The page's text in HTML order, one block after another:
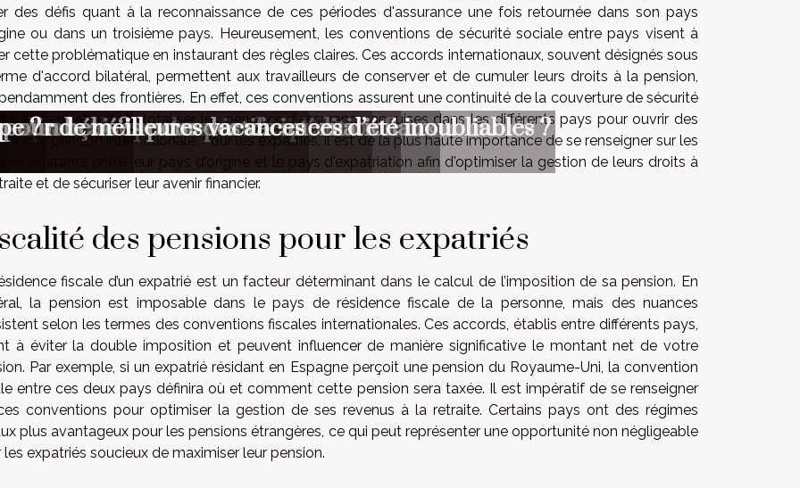
des défis quant à la reconnaissance de ces périodes d'assurance une fois retournée dans son pays
ou dans un troisième pays. Heureusement, les conventions de sécurité sociale entre pays visent à
cette problématique en instaurant des règles claires. Ces accords internationaux, souvent désignés sous
d'accord bilatéral, permettent aux travailleurs de conserver et de cumuler leurs droits à la pension,
des frontières. En effet, ces conventions assurent une continuité de la couverture de sécurité
et permettent de totaliser les périodes d'assurance acquises dans les différents pays pour ouvrir des
à une pension internationale. Pour les expatriés, il est de la plus haute importance de se renseigner sur les
existants entre leur pays d'origine et le pays d'expatriation afin d'optimiser la gestion de leurs droits à
et de sécuriser leur avenir financier.
des pensions pour les expatriés
fiscale d’un expatrié est un facteur déterminant dans le calcul de l’imposition de sa pension. En
la pension est imposable dans le pays de résidence fiscale de la personne, mais des nuances
selon les termes des conventions fiscales internationales. Ces accords, établis entre différents pays,
à éviter la double imposition et peuvent influencer de manière significative le montant net de votre
Par exemple, si un expatrié résidant en Espagne perçoit une pension du Royaume-Uni, la convention
entre ces deux pays définira où et comment cette pension sera taxée. Il est impératif de se renseigner
conventions pour optimiser la gestion de ses revenus à la retraite. Certains pays ont des régimes
plus avantageux pour les pensions étrangères, ce qui peut représenter une opportunité non négligeable
les expatriés soucieux de maximiser leur pension.
t-elle les nouveaux résidents ?
pour chaque besoin d'expédition ?
les événements sportifs internationaux
françaises pour des vacances d’été inoubliables ?
son bébé?
de meilleures vacances
?